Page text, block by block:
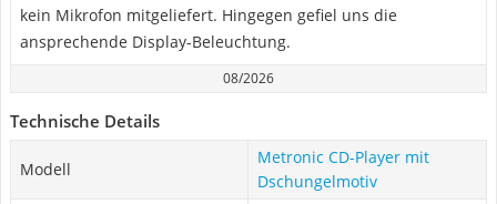
kein Mikrofon mitgeliefert. Hingegen gefiel uns die
ansprechende Display-Beleuchtung.
08/2026
Technische Details
Modell
Metronic CD-Player mit
Dschungelmotiv